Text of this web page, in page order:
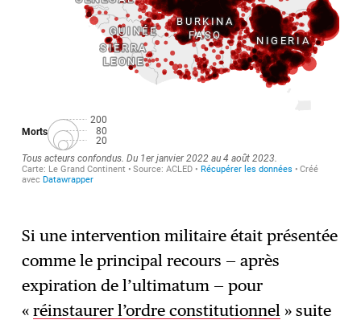
Si une intervention militaire était présentée
comme le principal recours — après
expiration de l’ultimatum — pour
«réinstaurer l’ordre constitutionnel » suite